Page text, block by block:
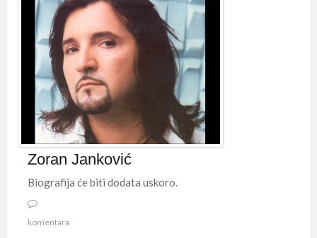
Zoran Janković
Biografija će biti dodata uskoro.
komentara